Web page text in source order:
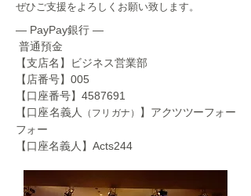
​ぜひご支援をよろしくお願い致します。
― PayPay銀行 ―
普通預金
【支店名】ビジネス営業部
【店番号】005
【口座番号】4587691
【口座名義人
（フリガナ） 】 アクツツーフォー
フォー
【口座名義人】Acts244